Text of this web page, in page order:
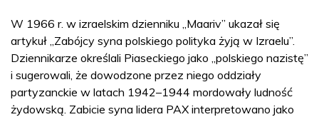
W 1966 r. w izraelskim dzienniku „Maariv” ukazał się
artykuł „Zabójcy syna polskiego polityka żyją w Izraelu”.
Dziennikarze określali Piaseckiego jako „polskiego nazistę”
i sugerowali, że dowodzone przez niego oddziały
partyzanckie w latach 1942–1944 mordowały ludność
żydowską. Zabicie syna lidera PAX interpretowano jako